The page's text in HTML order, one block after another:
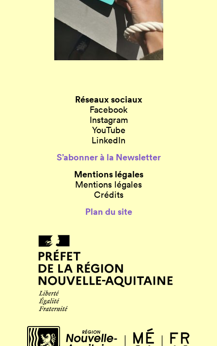
Réseaux sociaux
Facebook
Instagram
YouTube
LinkedIn
S’abonner à la Newsletter
Mentions légales
Mentions légales
Crédits
Plan du site